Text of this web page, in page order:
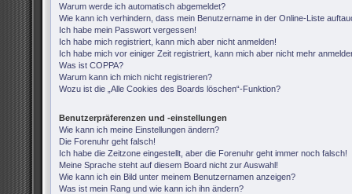
Warum werde ich automatisch abgemeldet?
Wie kann ich verhindern, dass mein Benutzername in der Online-Liste
Ich habe mein Passwort vergessen!
Ich habe mich registriert, kann mich aber nicht anmelden!
Ich habe mich vor einiger Zeit registriert, kann mich aber nicht mehr
Was ist COPPA?
Warum kann ich mich nicht registrieren?
Wozu ist die „Alle Cookies des Boards löschen“-Funktion?
Benutzerpräferenzen und -einstellungen
Wie kann ich meine Einstellungen ändern?
Die Forenuhr geht falsch!
Ich habe die Zeitzone eingestellt, aber die Forenuhr geht immer noch falsch!
Meine Sprache steht auf diesem Board nicht zur Auswahl!
Wie kann ich ein Bild unter meinem Benutzernamen anzeigen?
Was ist mein Rang und wie kann ich ihn ändern?